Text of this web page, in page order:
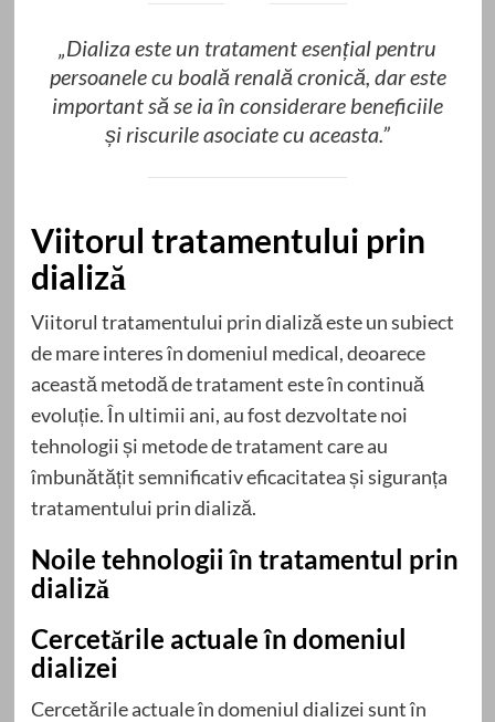
„Dializa este un tratament esențial pentru
persoanele cu boală renală cronică, dar este
important să se ia în considerare beneficiile
și riscurile asociate cu aceasta.”
Viitorul tratamentului prin
dializă
Viitorul tratamentului prin dializă este un subiect
de mare interes în domeniul medical, deoarece
această metodă de tratament este în continuă
evoluție. În ultimii ani, au fost dezvoltate noi
tehnologii și metode de tratament care au
îmbunătățit semnificativ eficacitatea și siguranța
tratamentului prin dializă.
Noile tehnologii în tratamentul prin
dializă
Cercetările actuale în domeniul
dializei
Cercetările actuale în domeniul dializei sunt în